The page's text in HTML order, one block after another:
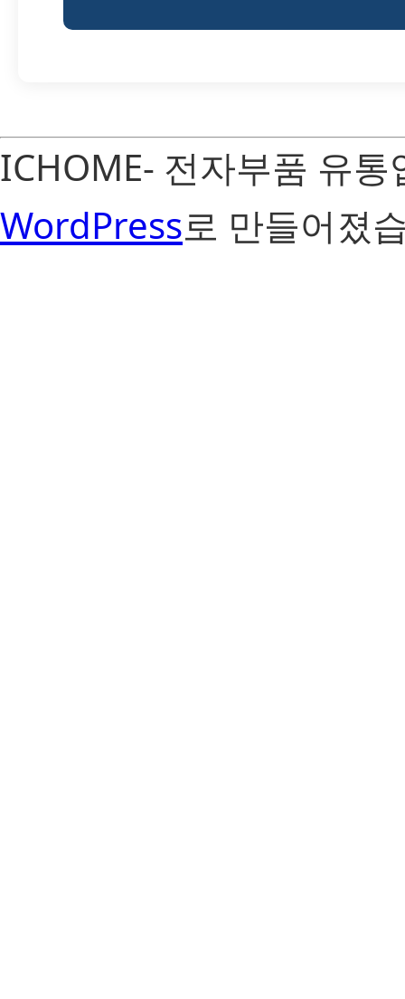
ICHOME- 전자부품 유
WordPress로 만들어졌